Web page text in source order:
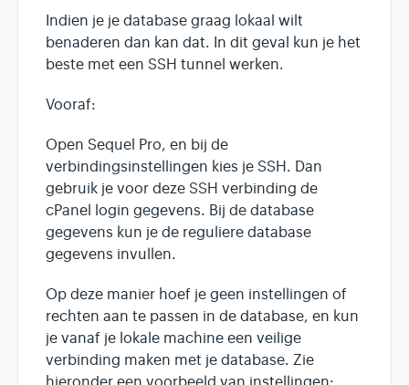
Indien je je database graag lokaal wilt
benaderen dan kan dat. In dit geval kun je het
beste met een SSH tunnel werken.
Vooraf:
Open Sequel Pro, en bij de
verbindingsinstellingen kies je SSH. Dan
gebruik je voor deze SSH verbinding de
cPanel login gegevens. Bij de database
gegevens kun je de reguliere database
gegevens invullen.
Op deze manier hoef je geen instellingen of
rechten aan te passen in de database, en kun
je vanaf je lokale machine een veilige
verbinding maken met je database. Zie